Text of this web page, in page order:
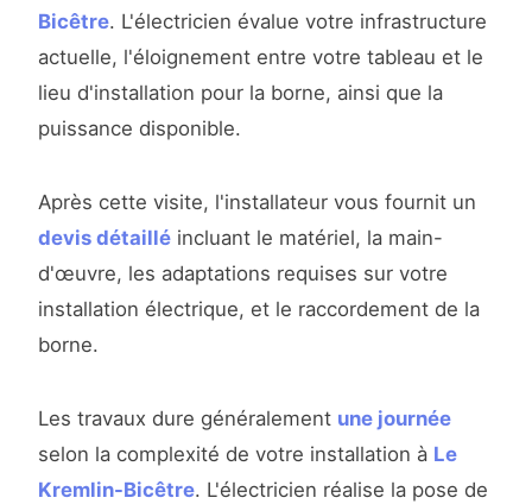
Bicêtre. L'électricien évalue votre infrastructure
actuelle, l'éloignement entre votre tableau et le
lieu d'installation pour la borne, ainsi que la
puissance disponible.
Après cette visite, l'installateur vous fournit un
devis détaillé incluant le matériel, la main-
d'œuvre, les adaptations requises sur votre
installation électrique, et le raccordement de la
borne.
Les travaux dure généralement une journée
selon la complexité de votre installation à Le
Kremlin-Bicêtre. L'électricien réalise la pose de